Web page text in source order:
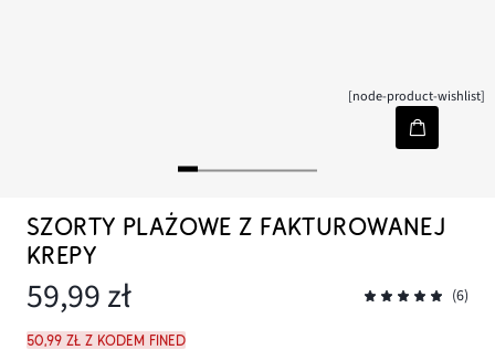
[node-product-wishlist]
SZORTY PLAŻOWE Z FAKTUROWANEJ
KREPY
59,99 zł (6)
50,99 zł z kodem FINED